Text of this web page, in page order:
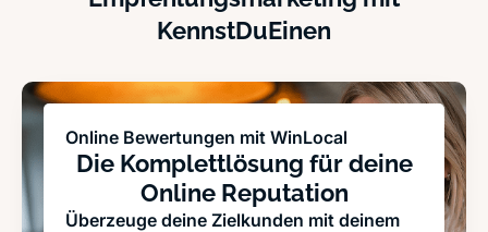
KennstDuEinen
Online Bewertungen mit WinLocal
Die Komplettlösung für deine
Online Reputation
Überzeuge deine Zielkunden mit deinem